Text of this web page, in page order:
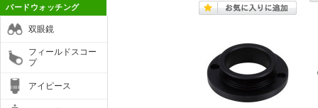
バードウォッチング
双眼鏡
フィールドスコー
プ
アイピース